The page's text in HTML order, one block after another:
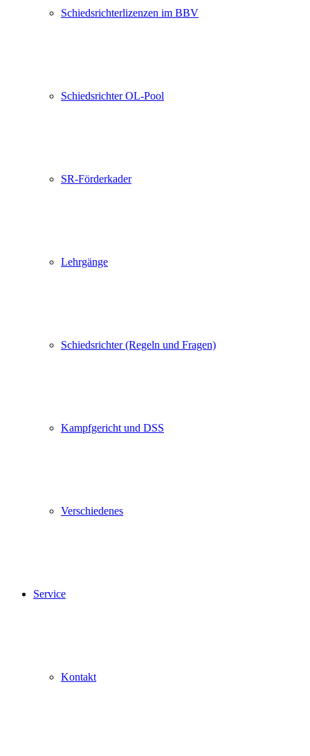
Schiedsrichterlizenzen im BBV
Schiedsrichter OL-Pool
SR-Förderkader
Lehrgänge
Schiedsrichter (Regeln und Fragen)
Kampfgericht und DSS
Verschiedenes
Service
Kontakt